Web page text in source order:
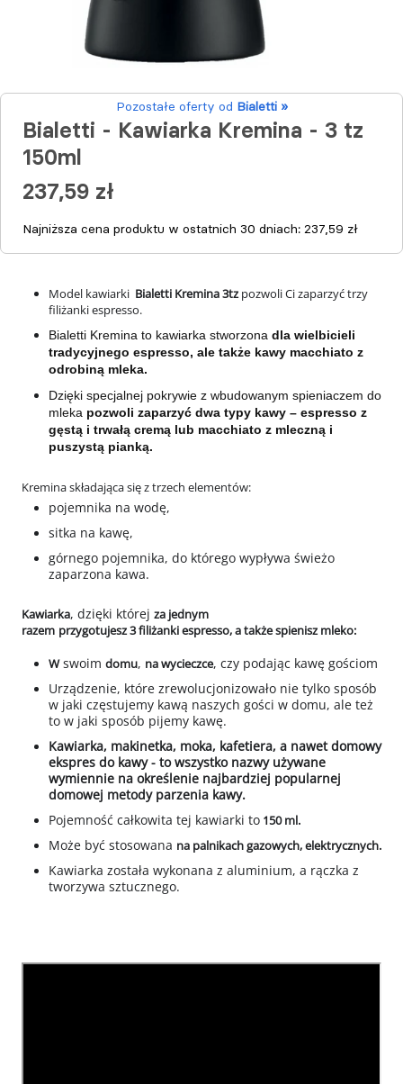
Model kawiarki Bialetti Kremina 3tz pozwoli Ci zaparzyć trzy
filiżanki espresso.
Bialetti Kremina to kawiarka stworzona dla wielbicieli
tradycyjnego espresso, ale także kawy macchiato z
odrobiną mleka.
Dzięki specjalnej pokrywie z wbudowanym spieniaczem do
mleka pozwoli zaparzyć dwa typy kawy – espresso z
gęstą i trwałą cremą lub macchiato z mleczną i
puszystą pianką.
Kremina składająca się z trzech elementów:
pojemnika na wodę,
sitka na kawę,
górnego pojemnika, do którego wypływa świeżo
zaparzona kawa.
Kawiarka, dzięki której za jednym
razem przygotujesz 3filiżankiespresso, a także spienisz mleko:
Wswoim domu, na wycieczce, czy podając kawę gościom
Urządzenie, które zrewolucjonizowało nie tylko sposób
w jaki częstujemy kawą naszych gości w domu, ale też
to w jaki sposób pijemy kawę.
Kawiarka, makinetka, moka, kafetiera, a nawet domowy
ekspres do kawy - to wszystko nazwy używane
wymiennie na określenie najbardziej popularnej
domowej metody parzenia kawy.
Pojemność całkowita tej kawiarki to 150 ml.
Może być stosowana na palnikach gazowych, elektrycznych.
Kawiarka została wykonana z aluminium, a rączka z
tworzywa sztucznego.
Pozostałe oferty od Bialetti »
Bialetti - Kawiarka Kremina - 3 tz
150ml
237,59 zł
Najniższa cena produktu w ostatnich 30 dniach: 237,59 zł